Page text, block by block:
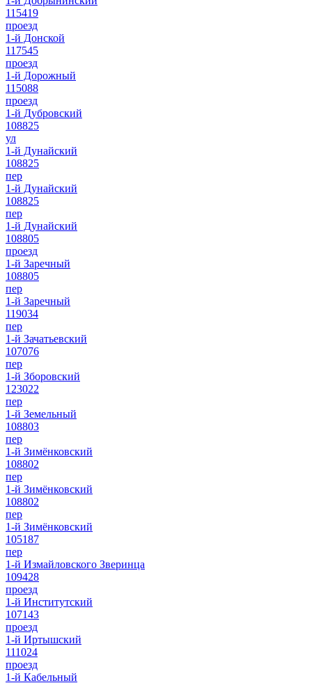
115419
проезд
1-й Донской
117545
проезд
1-й Дорожный
115088
проезд
1-й Дубровский
108825
ул
1-й Дунайский
108825
пер
1-й Дунайский
108825
пер
1-й Дунайский
108805
проезд
1-й Заречный
108805
пер
1-й Заречный
119034
пер
1-й Зачатьевский
107076
пер
1-й Зборовский
123022
пер
1-й Земельный
108803
пер
1-й Зимёнковский
108802
пер
1-й Зимёнковский
108802
пер
1-й Зимёнковский
105187
пер
1-й Измайловского Зверинца
109428
проезд
1-й Институтский
107143
проезд
1-й Иртышский
111024
проезд
1-й Кабельный